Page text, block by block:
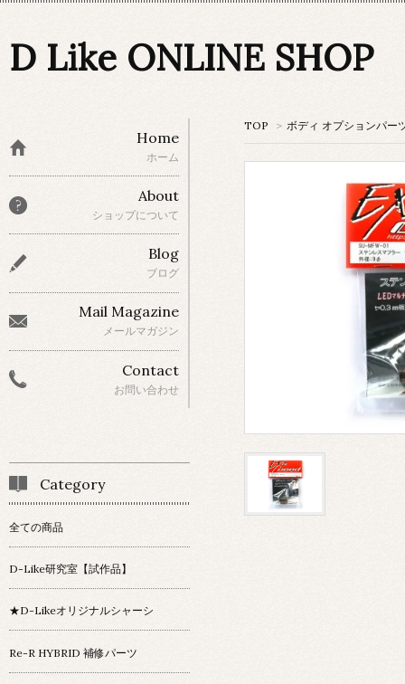
D Like ONLINE SHOP
TOP > ボディ オプションパー
Home
ホーム
About
ショップについて
Blog
ブログ
Mail Magazine
メールマガジン
Contact
お問い合わせ
Category
全ての商品
D-Like研究室【試作品】
★D-Likeオリジナルシャーシ
Re-R HYBRID 補修パーツ